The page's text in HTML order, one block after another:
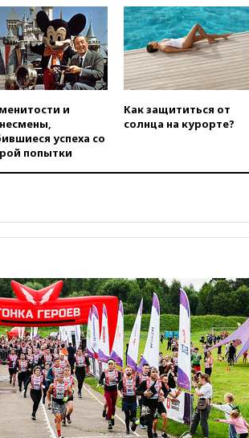
09:32
В Тверской области
обломки дрона повредили
фасад логокомплекса
Wildberries
09:18
В Ярославской области
отражена самая
массированная атака БПЛА
09:16
Трамп сообщил об
отделались ссадинами и
ушибами
07:40 Таджикистан и
SpaceX/Starlink расширяют
сотрудничество в сфере
технологий
07:00Силы ПВО сбили шесть
БПЛА ВСУ, летевших на
Москву
и
успеха со
попытки
Как защититься от
солнца на курорте?